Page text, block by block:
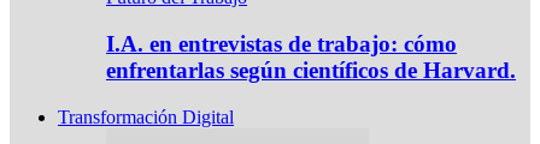
I.A. en entrevistas de trabajo: cómo
enfrentarlas según científicos de Harvard.
Transformación Digital